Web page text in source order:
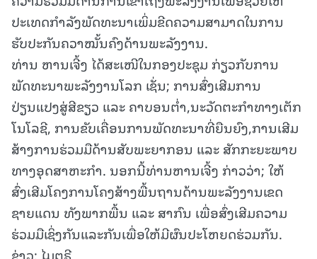
ປະເທດກຳລັງພັດທະນາເພິ່ມຂີດຄວາມສາມາດໃນການ
ຮັບປະກັນຄວາໝັ້ນຄົງດ້ານພະລັງງານ.
ທ່ານ ຫານເຈີ້ງ ໄດ້ສະເໜີໃນກອງປະຊຸມ ກ່ຽວກັບການ
ພັດທະນາພະລັງງານໂລກ ເຊັ່ນ; ການສົ່ງເສີມການ
ປ່ຽນແປງສູ່ສີຂຽວ ແລະ ຄາບອນຕ່ຳ,ນະວັດຕະກຳທາງເຕັກ
ໂນໂລຊີ, ການຂັບເຄື່ອນການພັດທະນາທີ່ຍືນຍົງ,ການເສີມ
ສ້າງການຮ່ວມມືດ້ານສັບພະຍາກອນ ແລະ ສັກກະຍະພາບ
ທາງອຸດສາຫະກຳ. ນອກນີ້ທ່ານຫານເຈີ້ງ ກ່າວວ່າ; ໃຫ້
ສົ່ງເສີມໂຄງການໂຄງສ້າງພື້ນຖານດ້ານພະລັງງານເຂດ
ຊາຍແດນ ທັງພາກພື້ນ ແລະ ສາກົນ ເພື່ອສົ່ງເສີມຄວາມ
ຮ່ວມມືເຊິ່ງກັນແລະກັນເພື່ອໃຫ້ມີຜົນປະໂຫຍດຮ່ວມກັນ.
ຂ່າວ: ໄມຕຣີ